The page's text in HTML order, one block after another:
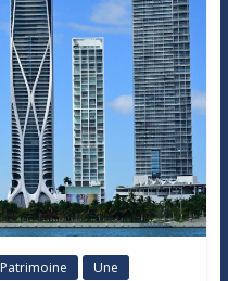
Patrimoine Une